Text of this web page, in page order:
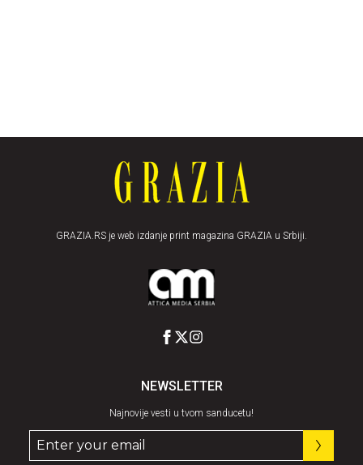
GRAZIA.RS je web izdanje print magazina GRAZIA u Srbiji.
NEWSLETTER
Najnovije vesti u tvom sanducetu!